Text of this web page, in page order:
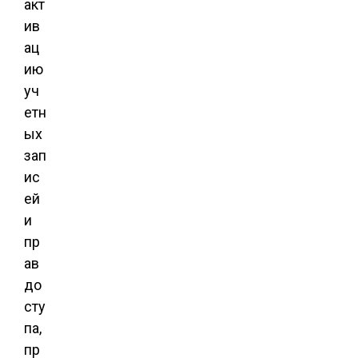
акт
ив
ац
ию
уч
етн
ых
зап
ис
ей
и
пр
ав
до
сту
па,
пр